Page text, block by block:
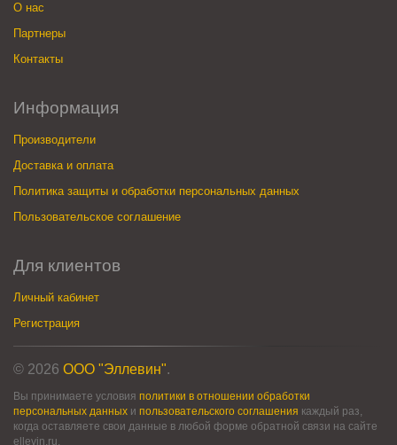
О нас
Партнеры
Контакты
Информация
Производители
Доставка и оплата
Политика защиты и обработки персональных данных
Пользовательское соглашение
Для клиентов
Личный кабинет
Регистрация
© 2026 ООО "Эллевин".
Вы принимаете условия политики в отношении обработки
персональных данных и пользовательского соглашения каждый раз,
когда оставляете свои данные в любой форме обратной связи на сайте
ellevin.ru.